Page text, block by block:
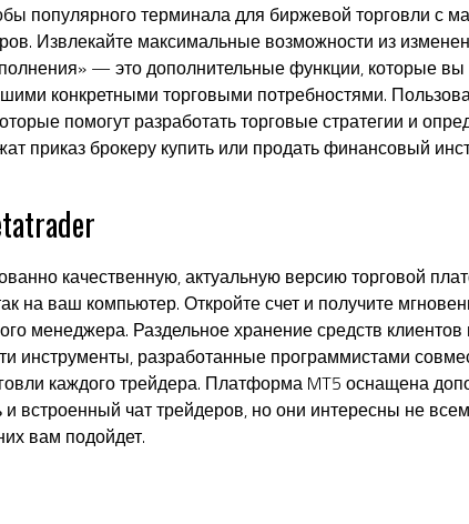
популярного терминала для биржевой торговли с
Извлекайте максимальные возможности из
— это дополнительные функции, которые
конкретными торговыми потребностями.
помогут разработать торговые стратегии и
приказ брокеру купить или продать финансовый
качественную, актуальную версию торговой
на ваш компьютер. Откройте счет и получите
менеджера. Раздельное хранение средств клиентов
инструменты, разработанные программистами
каждого трейдера. Платформа MT5 оснащена
встроенный чат трейдеров, но они интересны не
вам подойдет.